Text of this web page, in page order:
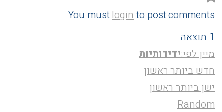
You mustloginto post comments
1 תוצאה
מיין לפי:ידידותיות
חדש ביותר ראשון
ישן ביותר ראשון
Random